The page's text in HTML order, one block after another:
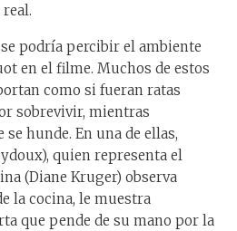
real.
podría percibir el ambiente
en el filme. Muchos de estos
como si fueran ratas
sobrevivir, mientras
hunde. En una de ellas,
quien representa el
(Diane Kruger) observa
la cocina, le muestra
que pende de su mano por la